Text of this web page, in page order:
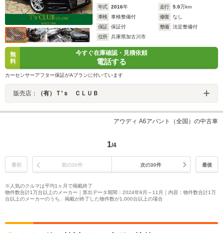
年式 2016年 走行 5.0万km
車検
車検整備付 修復
なし
保証
保証付 整備
法定整備付
住所
兵庫県加古川市
無
料
今すぐ在庫確認・見積依頼
電話する
カーセンサーアフター保証がAプランに付いています
販売店： （有）Ｔ’ｓ ＣＬＵＢ
アウディ A6アバント（全国）の中古車
1/4
最初 前の30件 次の30件 最後
※人気のクルマは平均1ヶ月で掲載終了
物件数合計1万台以上のメーカー｜算出データ期間：2024年9月～11月｜内容：物件数合計1万
台以上のメーカーのうち、掲載が終了した物件数が1,000台以上の場合